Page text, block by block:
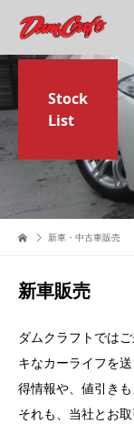
Stock
List
新車・中古車販売
新車販売
ダムクラフトでは
キなカーライフを
得情報や、値引き
それも、当社とお